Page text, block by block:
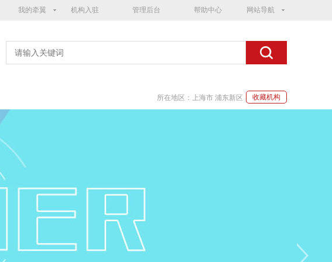
我的牵翼 机构入驻 管理后台 帮助中心 网站导航
所在地区：上海市 浦东新区 收藏机构